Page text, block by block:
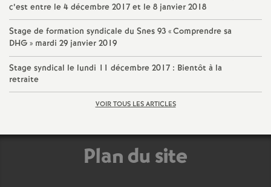
s
T
o
c’est entre le 4 décembre 2017 et le 8 janvier 2018
Stage de formation syndicale du Snes 93 «Comprendre sa
DHG » mardi 29 janvier 2019
Stage syndical le lundi 11 décembre 2017 : Bientôt à la
retraite
VOIR TOUS LES ARTICLES
Plan du site